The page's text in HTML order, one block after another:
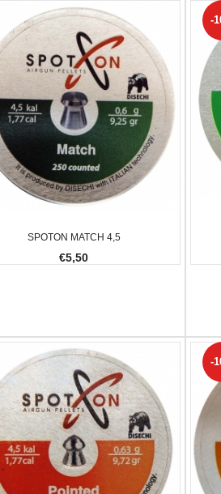
UPLULA 9MM
-20.34%
BALLISTOL MANGIA
€10,00
GRUPPO SCATTO
-20%
PULS SGANCIO
TANFOGLIO C
€37,00 €34,00
SPOTON MATCH 4,5
€5,50
-
-